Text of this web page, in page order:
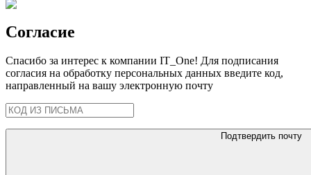
Согласие
Спасибо за интерес к компании IT_One! Для подписания
согласия на обработку персональных данных введите код,
направленный на вашу электронную почту
Подтвердить почту